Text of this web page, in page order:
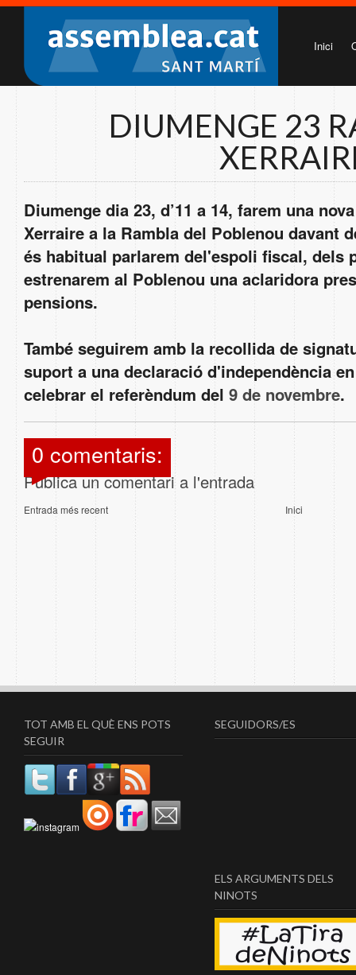
Inici
DIUMENGE 23
Diumenge dia 23, d’11 a 14, farem una
Xerraire a la Rambla del Poblenou davant
és habitual parlarem del'espoli fiscal, dels
estrenarem al Poblenou una aclaridora
pensions.
També seguirem amb la recollida de
suport a una declaració d'independència
celebrar el referèndum del 9 de novembre.
0 comentaris:
Publica un comentari a l'entrada
Entrada més recent Inici
TOT AMB EL QUÈ ENS POTS
SEGUIR
SEGUIDORS/ES
ELS ARGUMENTS DELS
NINOTS